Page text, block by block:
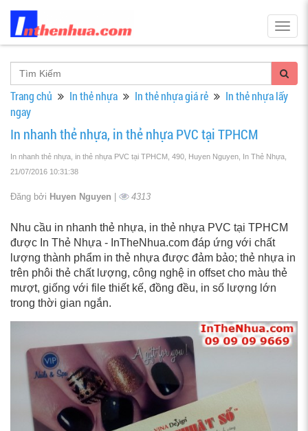
Trang chủ In thẻ nhựa In thẻ nhựa giá rẻ
In thẻ nhựa lấy
ngay
In nhanh thẻ nhựa, in thẻ nhựa PVC tại TPHCM
In nhanh thẻ nhựa, in thẻ nhựa PVC tại TPHCM, 490, Huyen Nguyen, In Thẻ Nhựa
21/07/2016 10:31:38
Đăng bởi Huyen Nguyen | 4313
Nhu cầu in nhanh thẻ nhựa, in thẻ nhựa PVC tại TPHCM
được In Thẻ Nhựa - InTheNhua.com đáp ứng với chất
lượng thành phẩm in thẻ nhựa được đảm bảo; thẻ nhựa in
trên phôi thẻ chất lượng, công nghệ in offset cho màu thẻ
mượt, giống với file thiết kế, đồng đều, in số lượng lớn
trong thời gian ngắn.